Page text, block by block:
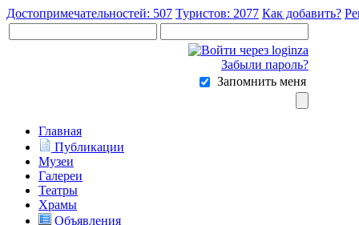
Достопримечательностей: 507 Туристов: 2077 Как добавить?
Забыли пароль?
Запомнить меня
Главная
Публикации
Музеи
Галереи
Театры
Храмы
Объявления